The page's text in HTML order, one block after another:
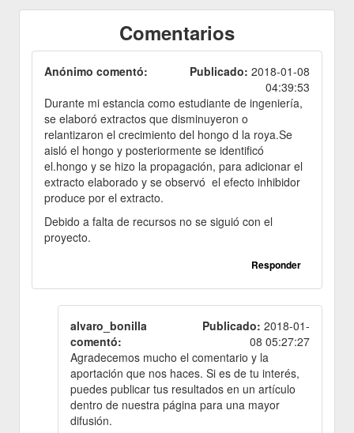
Comentarios
Anónimo comentó: Publicado: 2018-01-08
04:39:53
Durante mi estancia como estudiante de ingeniería,
se elaboró extractos que disminuyeron o
relantizaron el crecimiento del hongo d la roya.Se
aisló el hongo y posteriormente se identificó
el.hongo y se hizo la propagación, para adicionar el
extracto elaborado y se observó el efecto inhibidor
produce por el extracto.
Debido a falta de recursos no se siguió con el
proyecto.
Responder
alvaro_bonilla
comentó:
Publicado: 2018-01-
08 05:27:27
Agradecemos mucho el comentario y la
aportación que nos haces. Si es de tu interés,
puedes publicar tus resultados en un artículo
dentro de nuestra página para una mayor
difusión.